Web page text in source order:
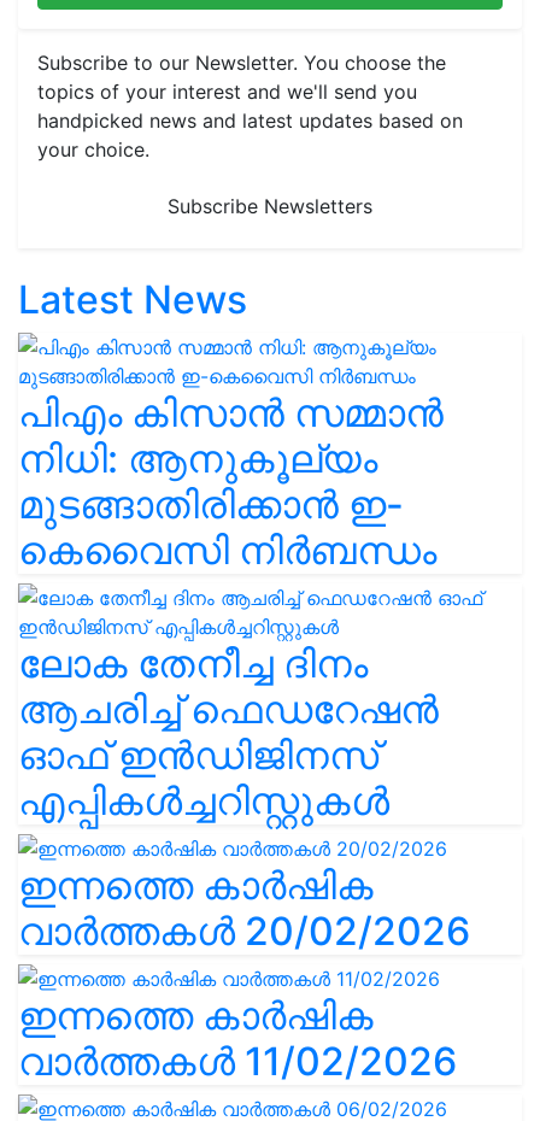
Subscribe to our Newsletter. You choose the
topics of your interest and we'll send you
handpicked news and latest updates based on
your choice.
Subscribe Newsletters
Latest News
പിഎം കിസാൻ സമ്മാൻ
നിധി: ആനുകൂല്യം
മുടങ്ങാതിരിക്കാൻ ഇ-
കെവൈസി നിർബന്ധം
ലോക തേനീച്ച ദിനം
ആചരിച്ച് ഫെഡറേഷൻ
ഓഫ് ഇൻഡിജിനസ്
എപ്പികൾച്ചറിസ്റ്റുകൾ
ഇന്നത്തെ കാർഷിക
വാർത്തകൾ 20/02/2026
ഇന്നത്തെ കാർഷിക
വാർത്തകൾ 11/02/2026